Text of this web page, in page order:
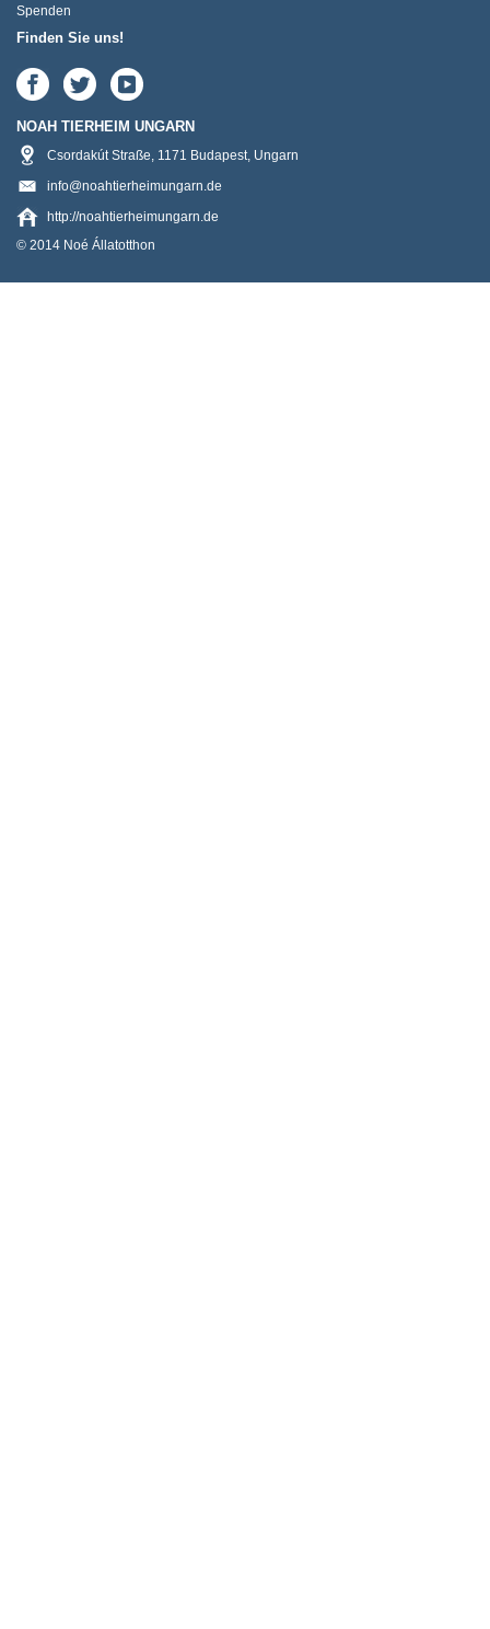
Spenden
Finden Sie uns!
NOAH TIERHEIM UNGARN
Csordakút Straße, 1171 Budapest, Ungarn
info@noahtierheimungarn.de
http://noahtierheimungarn.de
© 2014 Noé Állatotthon